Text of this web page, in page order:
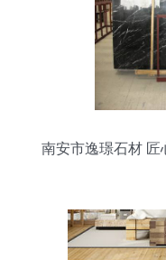
南安市逸璟石材 匠